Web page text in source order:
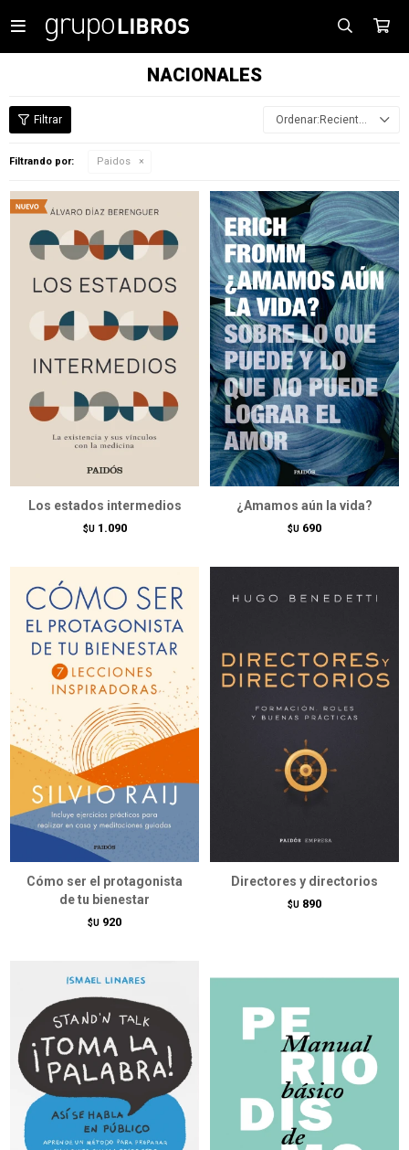

NACIONALES
Recientes
Filtrando por: Paidos
Los estados intermedios
$U 1.090
¿Amamos aún la vida?
$U 690
Cómo ser el protagonista
de tu bienestar
$U 920
Directores y directorios
$U 890